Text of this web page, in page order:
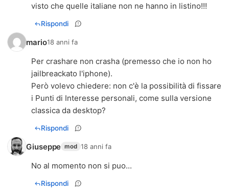
visto che quelle italiane non ne hanno in listino!!!
Rispondi
mario18 anni fa
Per crashare non crasha (premesso che io non ho
jailbreackato l'iphone).
Però volevo chiedere: non c'è la possibilità di fissare
i Punti di Interesse personali, come sulla versione
classica da desktop?
Rispondi
Giuseppe mod 18 anni fa
No al momento non si puo...
Rispondi